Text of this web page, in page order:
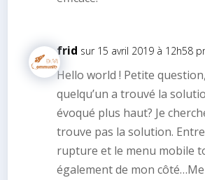
frid sur 15 avril 2019 à 12h58
Hello world ! Petite
quelqu’un a trouvé la
évoqué plus haut? Je
trouve pas la solution.
rupture et le menu mobile
également de mon